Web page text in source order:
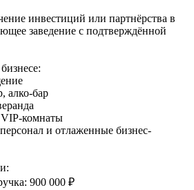
инвестиций или партнёрства в
заведение с подтверждённой
алко-бар
комнаты
и отлаженные бизнес-
900 000 ₽